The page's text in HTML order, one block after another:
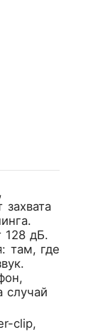
128 дБ.
там, где
случай
clip,